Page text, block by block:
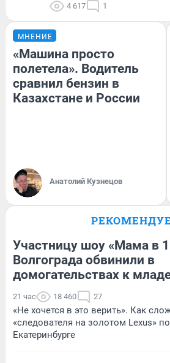
4 617 1
МНЕНИЕ
«Машина просто
полетела». Водитель
сравнил бензин в
Казахстане и России
Анатолий Кузнецов
Участницу шоу «Мама в
Волгограда обвинили в
домогательствах к
21 час 18 460 27
«Не хочется в это верить». Как
«следователя на золотом Lexus»
Екатеринбурге